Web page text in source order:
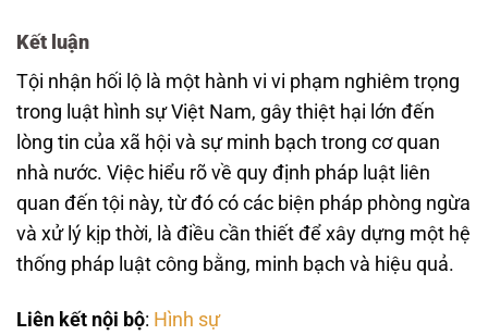
Kết luận
Tội nhận hối lộ là một hành vi vi phạm nghiêm trọng
trong luật hình sự Việt Nam, gây thiệt hại lớn đến
lòng tin của xã hội và sự minh bạch trong cơ quan
nhà nước. Việc hiểu rõ về quy định pháp luật liên
quan đến tội này, từ đó có các biện pháp phòng ngừa
và xử lý kịp thời, là điều cần thiết để xây dựng một hệ
thống pháp luật công bằng, minh bạch và hiệu quả.
Liên kết nội bộ: Hình sự